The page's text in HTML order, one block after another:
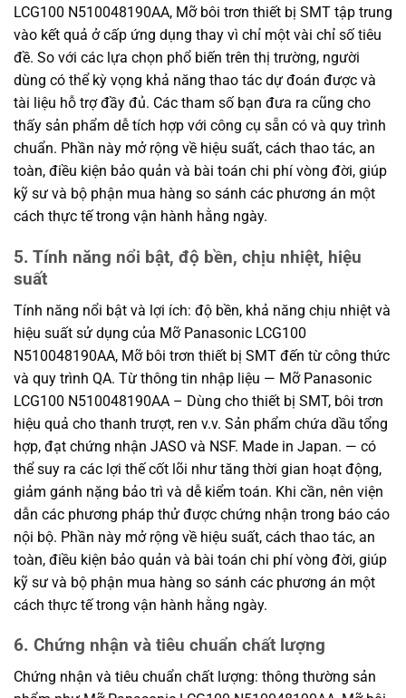
LCG100 N510048190AA, Mỡ bôi trơn thiết bị SMT tập trung
vào kết quả ở cấp ứng dụng thay vì chỉ một vài chỉ số tiêu
đề. So với các lựa chọn phổ biến trên thị trường, người
dùng có thể kỳ vọng khả năng thao tác dự đoán được và
tài liệu hỗ trợ đầy đủ. Các tham số bạn đưa ra cũng cho
thấy sản phẩm dễ tích hợp với công cụ sẵn có và quy trình
chuẩn. Phần này mở rộng về hiệu suất, cách thao tác, an
toàn, điều kiện bảo quản và bài toán chi phí vòng đời, giúp
kỹ sư và bộ phận mua hàng so sánh các phương án một
cách thực tế trong vận hành hằng ngày.
5. Tính năng nổi bật, độ bền, chịu nhiệt, hiệu
suất
Tính năng nổi bật và lợi ích: độ bền, khả năng chịu nhiệt và
hiệu suất sử dụng của Mỡ Panasonic LCG100
N510048190AA, Mỡ bôi trơn thiết bị SMT đến từ công thức
và quy trình QA. Từ thông tin nhập liệu — Mỡ Panasonic
LCG100 N510048190AA – Dùng cho thiết bị SMT, bôi trơn
hiệu quả cho thanh trượt, ren v.v. Sản phẩm chứa dầu tổng
hợp, đạt chứng nhận JASO và NSF. Made in Japan. — có
thể suy ra các lợi thế cốt lõi như tăng thời gian hoạt động,
giảm gánh nặng bảo trì và dễ kiểm toán. Khi cần, nên viện
dẫn các phương pháp thử được chứng nhận trong báo cáo
nội bộ. Phần này mở rộng về hiệu suất, cách thao tác, an
toàn, điều kiện bảo quản và bài toán chi phí vòng đời, giúp
kỹ sư và bộ phận mua hàng so sánh các phương án một
cách thực tế trong vận hành hằng ngày.
6. Chứng nhận và tiêu chuẩn chất lượng
Chứng nhận và tiêu chuẩn chất lượng: thông thường sản